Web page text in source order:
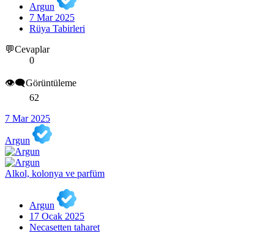
Argun
7 Mar 2025
Rüya Tabirleri
💬Cevaplar
0
👁️‍🗨️Görüntüleme
62
7 Mar 2025
Argun
Alkol, kolonya ve parfüm
Argun
17 Ocak 2025
Necasetten taharet